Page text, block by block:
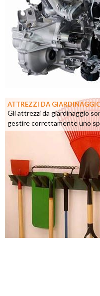
ATTREZZI DA
Gli attrezzi da giardinaggio
gestire correttamente uno